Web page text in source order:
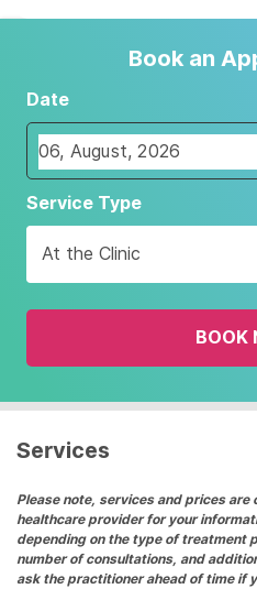
Book an
Date
Navigate
forward
interact
with
the
and
date.
the
question
mark
key
Service Type
At the Clinic
BOOK
Services
Please note, services and prices
healthcare provider for your
depending on the type of treatment
number of consultations, and
ask the practitioner ahead of time if